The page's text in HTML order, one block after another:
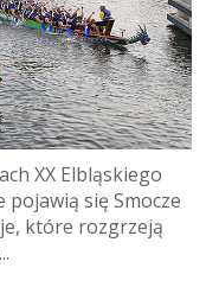
XX Elbląskiego
pojawią się Smocze
które rozgrzeją